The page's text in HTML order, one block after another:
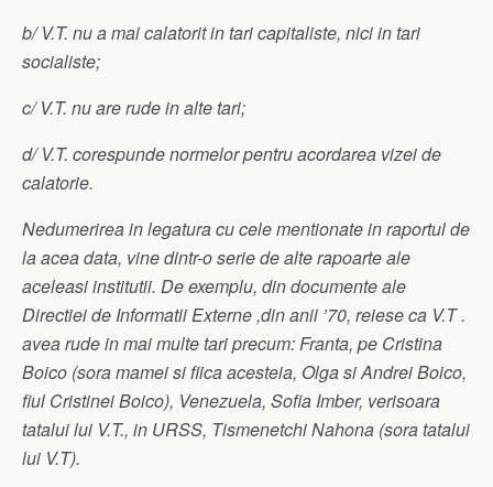
b/ V.T. nu a mai calatorit in tari capitaliste, nici in tari
socialiste;
c/ V.T. nu are rude in alte tari;
d/ V.T. corespunde normelor pentru acordarea vizei de
calatorie.
Nedumerirea in legatura cu cele mentionate in raportul de
la acea data, vine dintr-o serie de alte rapoarte ale
aceleasi institutii. De exemplu, din documente ale
Directiei de Informatii Externe ,din anii ’70, reiese ca V.T .
avea rude in mai multe tari precum: Franta, pe Cristina
Boico (sora mamei si fiica acesteia, Olga si Andrei Boico,
fiul Cristinei Boico), Venezuela, Sofia Imber, verisoara
tatalui lui V.T., in URSS, Tismenetchi Nahona (sora tatalui
lui V.T).